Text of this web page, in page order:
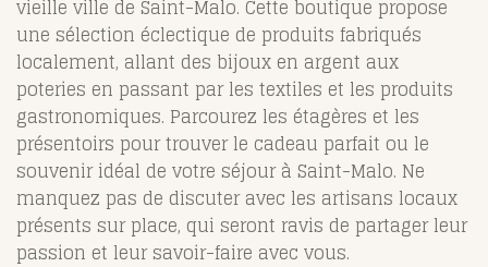
vieille ville de Saint-Malo. Cette boutique propose
une sélection éclectique de produits fabriqués
localement, allant des bijoux en argent aux
poteries en passant par les textiles et les produits
gastronomiques. Parcourez les étagères et les
présentoirs pour trouver le cadeau parfait ou le
souvenir idéal de votre séjour à Saint-Malo. Ne
manquez pas de discuter avec les artisans locaux
présents sur place, qui seront ravis de partager leur
passion et leur savoir-faire avec vous.